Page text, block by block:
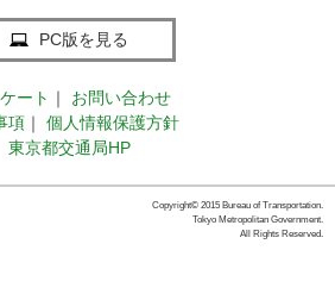
PC版を見る
ート ｜
お問い合わせ
項 ｜
個人情報保護方針
東京都交通局HP
Copyright© 2015 Bureau of Transportation.
Tokyo Metropolitan Government.
All Rights Reserved.